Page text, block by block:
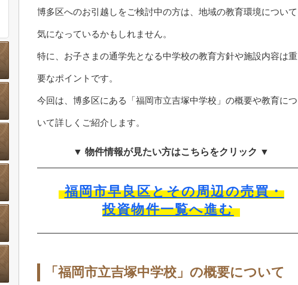
博多区へのお引越しをご検討中の方は、地域の教育環境について
気になっているかもしれません。
特に、お子さまの通学先となる中学校の教育方針や施設内容は重
要なポイントです。
今回は、博多区にある「福岡市立吉塚中学校」の概要や教育につ
いて詳しくご紹介します。
▼ 物件情報が見たい方はこちらをクリック ▼
福岡市早良区とその周辺の売買・
投資物件一覧へ進む
「福岡市立吉塚中学校」の概要について